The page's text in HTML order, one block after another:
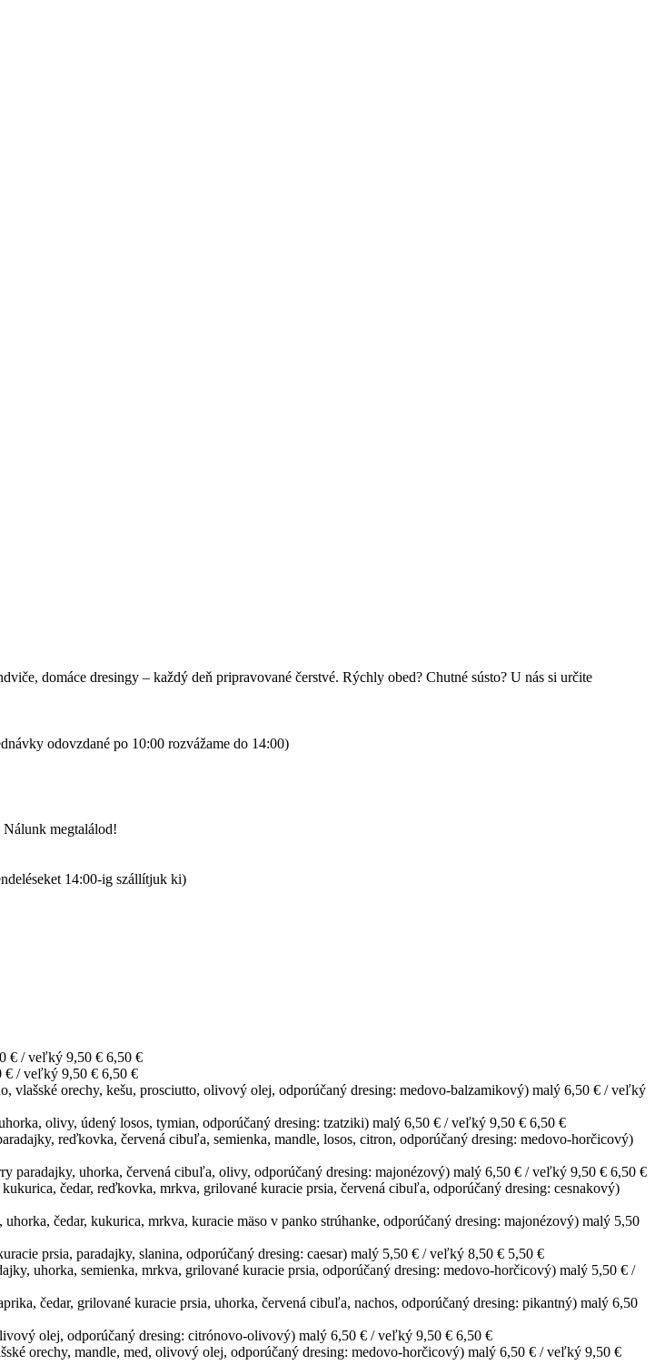
domáce dresingy – každý deň pripravované čerstvé. Rýchly obed? Chutné sústo? U nás si určite
odovzdané po 10:00 rozvážame do 14:00)
Nálunk megtalálod!
14:00-ig szállítjuk ki)
€ / veľký 9,50 € 6,50 €
€ / veľký 9,50 € 6,50 €
vlašské orechy, kešu, prosciutto, olivový olej, odporúčaný dresing: medovo-balzamikový) malý 6,50 € / veľký
olivy, údený losos, tymian, odporúčaný dresing: tzatziki) malý 6,50 € / veľký 9,50 € 6,50 €
reďkovka, červená cibuľa, semienka, mandle, losos, citron, odporúčaný dresing: medovo-horčicový)
paradajky, uhorka, červená cibuľa, olivy, odporúčaný dresing: majonézový) malý 6,50 € / veľký 9,50 € 6,50 €
čedar, reďkovka, mrkva, grilované kuracie prsia, červená cibuľa, odporúčaný dresing: cesnakový)
čedar, kukurica, mrkva, kuracie mäso v panko strúhanke, odporúčaný dresing: majonézový) malý 5,50
prsia, paradajky, slanina, odporúčaný dresing: caesar) malý 5,50 € / veľký 8,50 € 5,50 €
uhorka, semienka, mrkva, grilované kuracie prsia, odporúčaný dresing: medovo-horčicový) malý 5,50 € /
čedar, grilované kuracie prsia, uhorka, červená cibuľa, nachos, odporúčaný dresing: pikantný) malý 6,50
olej, odporúčaný dresing: citrónovo-olivový) malý 6,50 € / veľký 9,50 € 6,50 €
orechy, mandle, med, olivový olej, odporúčaný dresing: medovo-horčicový) malý 6,50 € / veľký 9,50 €